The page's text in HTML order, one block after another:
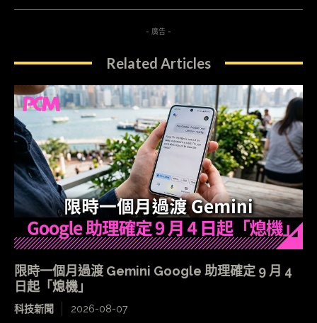
- 廣告 -
Related Articles
限時一個月過渡 Gemini Google 助理確定 9 月 4
日起「熄機」
科技新聞 2026-08-07